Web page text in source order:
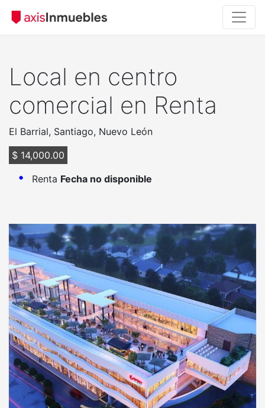
Local en centro
comercial en Renta
El Barrial, Santiago, Nuevo León
$ 14,000.00
Renta Fecha no disponible